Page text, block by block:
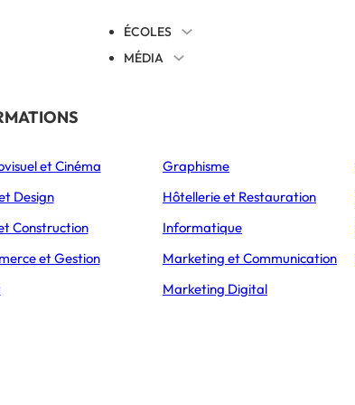
ÉCOLES
MÉDIA
Éducation
L’Express Éducation
Bachelors
et Cinéma
Design
Construction
et Gestion
Graphisme
Hôtellerie et Restauration
Informatique
Marketing et Communication
Marketing Digital
ACTUALITÉS